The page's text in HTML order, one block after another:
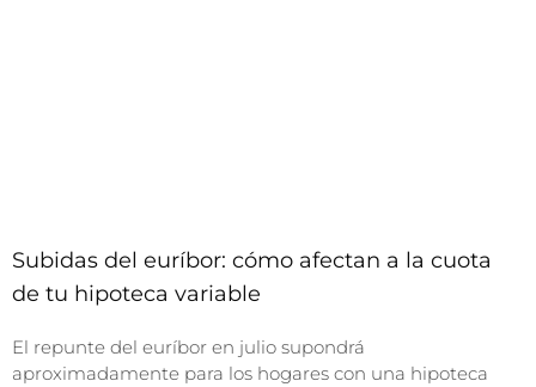
Subidas del euríbor: cómo afectan a la cuota
de tu hipoteca variable
El repunte del euríbor en julio supondrá
aproximadamente para los hogares con una hipoteca